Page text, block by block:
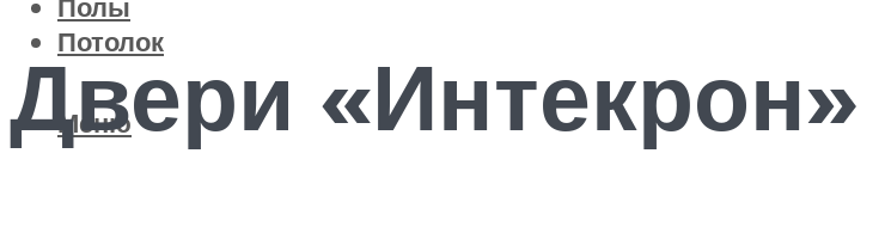
Полы
Потолок
Меню
Двери «Интекрон»